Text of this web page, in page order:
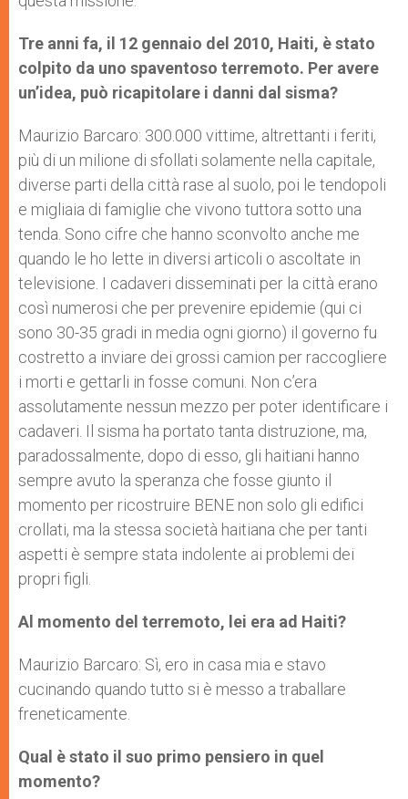
Tre anni fa, il 12 gennaio del 2010, Haiti, è stato
colpito da uno spaventoso terremoto. Per avere
un’idea, può ricapitolare i danni dal sisma?
Maurizio Barcaro: 300.000 vittime, altrettanti i feriti,
più di un milione di sfollati solamente nella capitale,
diverse parti della città rase al suolo, poi le tendopoli
e migliaia di famiglie che vivono tuttora sotto una
tenda. Sono cifre che hanno sconvolto anche me
quando le ho lette in diversi articoli o ascoltate in
televisione. I cadaveri disseminati per la città erano
così numerosi che per prevenire epidemie (qui ci
sono 30-35 gradi in media ogni giorno) il governo fu
costretto a inviare dei grossi camion per raccogliere
i morti e gettarli in fosse comuni. Non c’era
assolutamente nessun mezzo per poter identificare i
cadaveri. Il sisma ha portato tanta distruzione, ma,
paradossalmente, dopo di esso, gli haitiani hanno
sempre avuto la speranza che fosse giunto il
momento per ricostruire BENE non solo gli edifici
crollati, ma la stessa società haitiana che per tanti
aspetti è sempre stata indolente ai problemi dei
propri figli.
Al momento del terremoto, lei era ad Haiti?
Maurizio Barcaro: Sì, ero in casa mia e stavo
cucinando quando tutto si è messo a traballare
freneticamente.
Qual è stato il suo primo pensiero in quel
momento?